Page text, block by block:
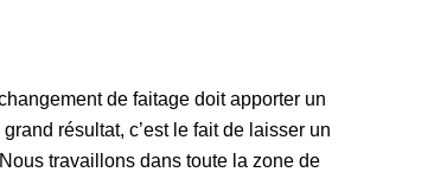
de faitage doit apporter un
résultat, c’est le fait de laisser un
travaillons dans toute la zone de